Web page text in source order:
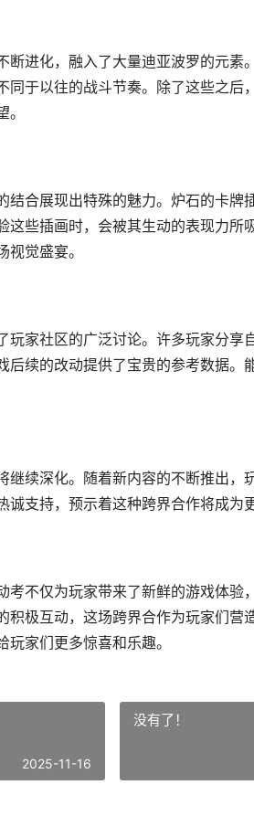
断进化，融入了大量迪亚波罗的元素
同于以往的战斗节奏。除了这些之后
结合展现出特殊的魅力。炉石的卡牌
些插画时，会被其生动的表现力所
觉盛宴。
玩家社区的广泛讨论。许多玩家分享
后续的改动提供了宝贵的参考数据。
继续深化。随着新内容的不断推出，
支持，预示着这种跨界合作将成为
考不仅为玩家带来了新鲜的游戏体验
积极互动，这场跨界合作为玩家们营
家们更多惊喜和乐趣。
2025-11-16
没有了！